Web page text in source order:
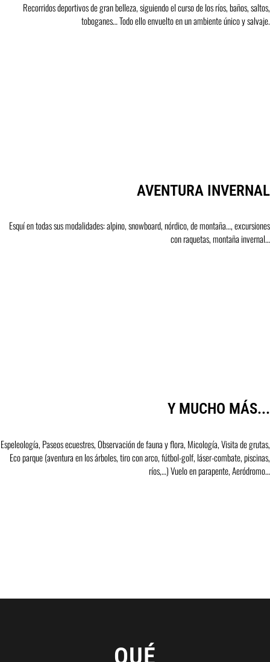
Recorridos deportivos de gran belleza, siguiendo el curso de los ríos, baños, saltos,
toboganes… Todo ello envuelto en un ambiente único y salvaje.
AVENTURA INVERNAL
Esquí en todas sus modalidades: alpino, snowboard, nórdico, de montaña…, excursiones
con raquetas, montaña invernal…
Y MUCHO MÁS...
Espeleología, Paseos ecuestres, Observación de fauna y flora, Micología, Visita de grutas,
Eco parque (aventura en los árboles, tiro con arco, fútbol-golf, láser-combate, piscinas,
ríos,…) Vuelo en parapente, Aeródromo…